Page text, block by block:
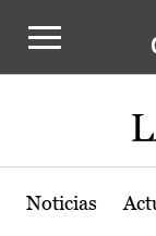
Actualidad
Noticias